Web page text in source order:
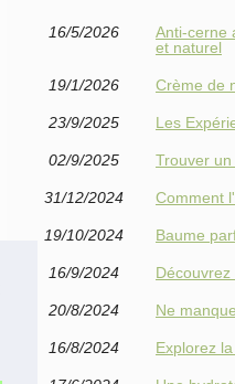
16/5/2026
et naturel
19/1/2026 Crème de
23/9/2025 Les
02/9/2025 Trouver
31/12/2024 Comment
19/10/2024 Baume
16/9/2024
20/8/2024 Ne
16/8/2024 Explorez